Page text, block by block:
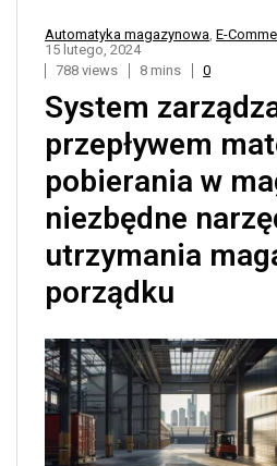
Automatyka magazynowa, E-
15 lutego, 2024
788 views
8 mins 0
System
przepływem
pobierania w
niezbędne
utrzymania
porządku